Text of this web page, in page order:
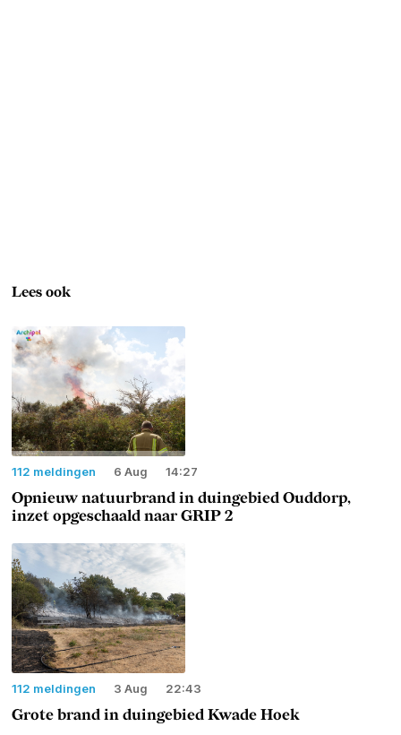
Lees ook
112 meldingen 6 Aug 14:27
Opnieuw natuurbrand in duingebied Ouddorp,
inzet opgeschaald naar GRIP 2
112 meldingen 3 Aug 22:43
Grote brand in duingebied Kwade Hoek